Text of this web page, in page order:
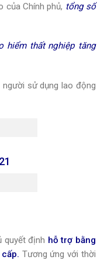
của Chính phủ, tổng số
hiểm thất nghiệp tăng
sử dụng lao động
quyết định hỗ trợ bằng
Tương ứng với thời